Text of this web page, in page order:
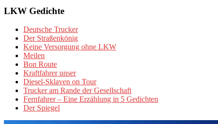
LKW Gedichte
Deutsche Trucker
Der Straßenkönig
Keine Versorgung ohne LKW
Meilen
Bon Route
Kraftfahrer unser
Diesel-Sklaven on Tour
Trucker am Rande der Gesellschaft
Fernfahrer – Eine Erzählung in 5 Gedichten
Der Spiegel